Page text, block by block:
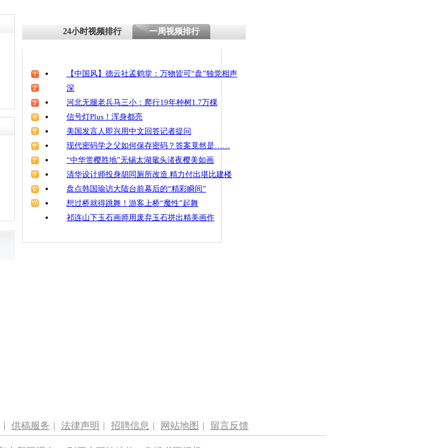
24小时视频排行 一周视频排行
【中国风】德云社孟鹤堂：万物皆可“盘”独觉相声
深
河北无腿老兵马三小：爬行19年种树1.7万棵
信号灯Plus！浑身都亮
美国发言人即兴用中文回答记者提问
现代密码学之父如何保存密码？答案竟然是……
“中华赏樱胜地”无锡太湖鼋头渚夜樱美如画
清华设计师投身胡同厕所改造 精力付出堪比建楼
盘点韩国瑜访大陆台前幕后的“精彩瞬间”
想过桥就得跳舞！游客上桥“魔性”起舞
祁连山下玉石画师用废弃玉石拼出精美画作
| 供稿服务 | 法律声明 | 招聘信息 | 网站地图 | 留言反馈